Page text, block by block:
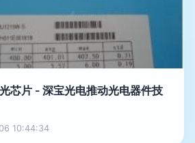
芯片 - 深宝光电推动光电器件技
10:44:34